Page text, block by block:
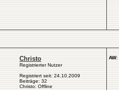
Christo
Registrierter Nutzer
Registriert seit: 24.10.2009
Beiträge: 32
Christo: Offline